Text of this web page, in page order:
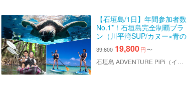
【石垣島/1日】年間参加者数
No.1*！石垣島完全制覇プラ
ン（川平湾SUP/カヌー×青の
洞窟シュノーケリング×マン
グローブSUP/カヌー）
39,600 19,800円 〜